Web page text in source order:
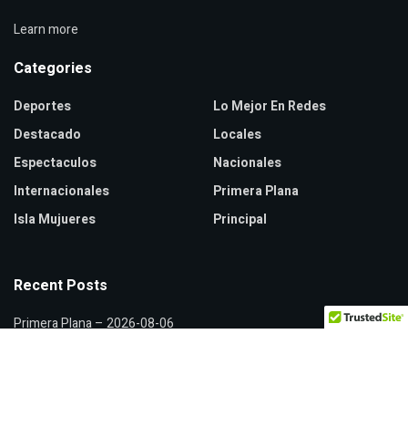
Learn more
Categories
Deportes
Destacado
Espectaculos
Internacionales
Isla Mujueres
Lo Mejor En Redes
Locales
Nacionales
Primera Plana
Principal
Recent Posts
Primera Plana – 2026-08-06